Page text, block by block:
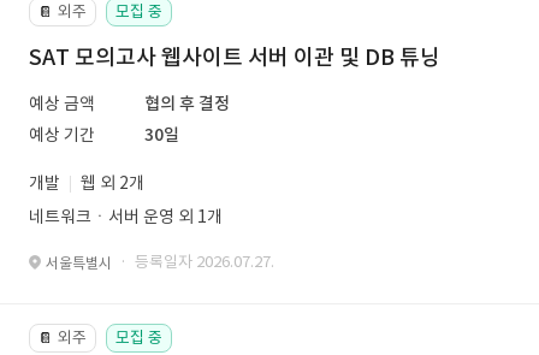
📔 외주 모집 중
SAT 모의고사 웹사이트 서버 이관 및 DB 튜닝
예상 금액
협의 후 결정
예상 기간
30일
개발
웹 외 2개
네트워크ㆍ서버 운영 외 1개
서울특별시 · 등록일자 2026.07.27.
📔 외주 모집 중